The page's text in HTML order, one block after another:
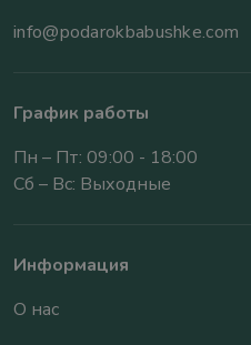
info@podarokbabushke.com
График работы
Пн – Пт: 09:00 - 18:00
Сб – Вс: Выходные
Информация
О нас